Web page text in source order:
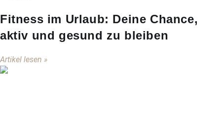
Fitness im Urlaub: Deine Chance,
aktiv und gesund zu bleiben
Artikel lesen »